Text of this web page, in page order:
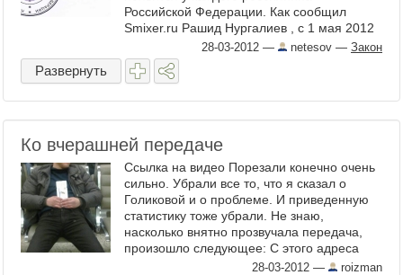
Российской Федерации. Как сообщил
Smixer.ru Рашид Нургалиев , с 1 мая 2012
года в удостоверениях полицейских ...
28-03-2012 — netesov — Закон
Развернуть
Ко вчерашней передаче
Ссылка на видео Порезали конечно очень
сильно. Убрали все то, что я сказал о
Голиковой и о проблеме. И приведенную
статистику тоже убрали. Не знаю,
насколько внятно прозвучала передача,
произошло следующее: С этого адреса
28-03-2012 — roizman